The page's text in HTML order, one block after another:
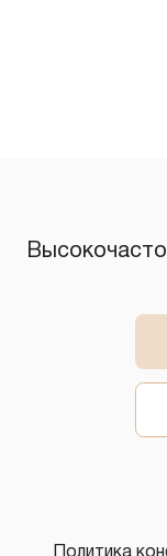
Политика